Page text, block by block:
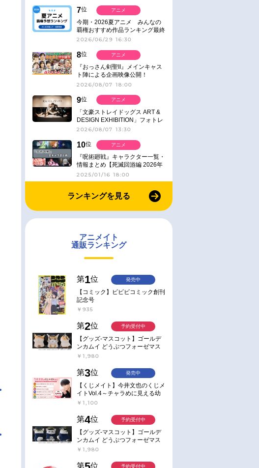
7位
今期・2026夏アニメ みんなの
覇権おすすめ作品ランキング最終
結果発表！
2026/06/29 16:30
アニメ
8位
『おっさん剣聖II』メインキャス
ト陣による企画映像公開！
2026/08/07 18:00
アニメ
9位
「文豪ストレイドッグス ART &
DESIGN EXHIBITION」フォトレ
ポート
2026/08/07 13:30
アニメ
10位
『呪術廻戦』キャラクター一覧・
情報まとめ【死滅回游編 2026年
1月放送】
2025/01/16 18:00
アニメ
ランキングを見る
アニメイト
通販ランキング
第1位
【コミック】ビビビコミック創刊
記念号
￥935
発売中
第2位
【グッズ-マスコット】ゴールデ
ンカムイ どうぶつフォーゼマス
コット 4.尾形百之助【再販】
￥1,980
予約受付中
第3位
【くじメイト】今井文也のくじメ
イトVol.4～チャラめに見える幼
馴染、実は一途で独占欲が強いん
￥1,100
発売中
第4位
【グッズ-マスコット】ゴールデ
ンカムイ どうぶつフォーゼマス
コット 5.月島軍曹【再販】
￥1,980
予約受付中
第 位 予約受付中